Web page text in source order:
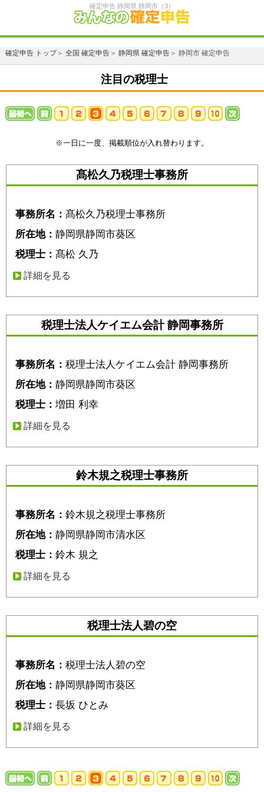
確定申告 静岡県 静岡市（3）
確定申告 トップ＞ 全国 確定申告＞ 静岡県 確定申告＞ 静岡市 確定申告
注目の税理士
※一日に一度、掲載順位が入れ替わります。
髙松久乃税理士事務所
事務所名： 髙松久乃税理士事務所
所在地： 静岡県静岡市葵区
税理士： 髙松 久乃
詳細を見る
税理士法人ケイエム会計 静岡事務所
事務所名： 税理士法人ケイエム会計 静岡事務所
所在地： 静岡県静岡市葵区
税理士： 増田 利幸
詳細を見る
鈴木規之税理士事務所
事務所名： 鈴木規之税理士事務所
所在地： 静岡県静岡市清水区
税理士： 鈴木 規之
詳細を見る
税理士法人碧の空
事務所名： 税理士法人碧の空
所在地： 静岡県静岡市葵区
税理士： 長坂 ひとみ
詳細を見る